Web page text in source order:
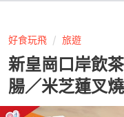
好食玩飛 旅遊
新皇崗口岸飲
腸／米芝蓮叉